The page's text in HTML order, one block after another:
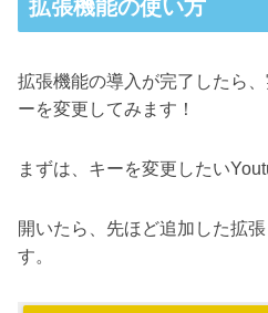
拡張機能の使い方
拡張機能の導入が完了したら
ーを変更してみます！
まずは、キーを変更したい
開いたら、先ほど追加した拡張
す。